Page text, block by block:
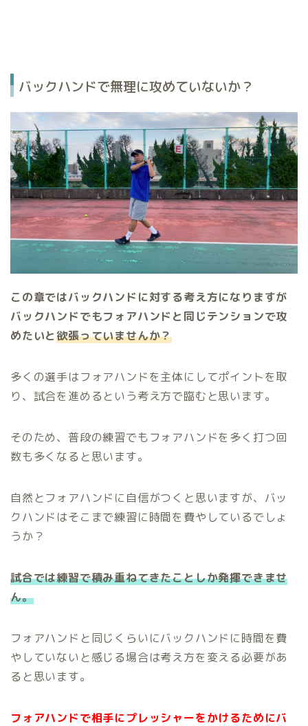
バックハンドで無理に攻めていないか？
この章ではバックハンドに対する考え方になりますが
バックハンドでもフォアハンドと同じテンションで攻
めたいと欲張っていませんか？
多くの選手はフォアハンドを主体にしてポイントを取
り、試合を進めるという考え方で臨むと思います。
そのため、普段の練習でもフォアハンドを多く打つ回
数も多くなると思います。
自然とフォアハンドに自信がつくと思いますが、バッ
クハンドはそこまで練習に時間を費やしているでしょ
うか？
試合では練習で積み重ねてきたことしか発揮できませ
ん。
フォアハンドと同じくらいにバックハンドに時間を費
やしていないと感じる場合は考え方を変える必要があ
ると思います。
フォアハンドで相手にプレッシャーをかけるためにバ